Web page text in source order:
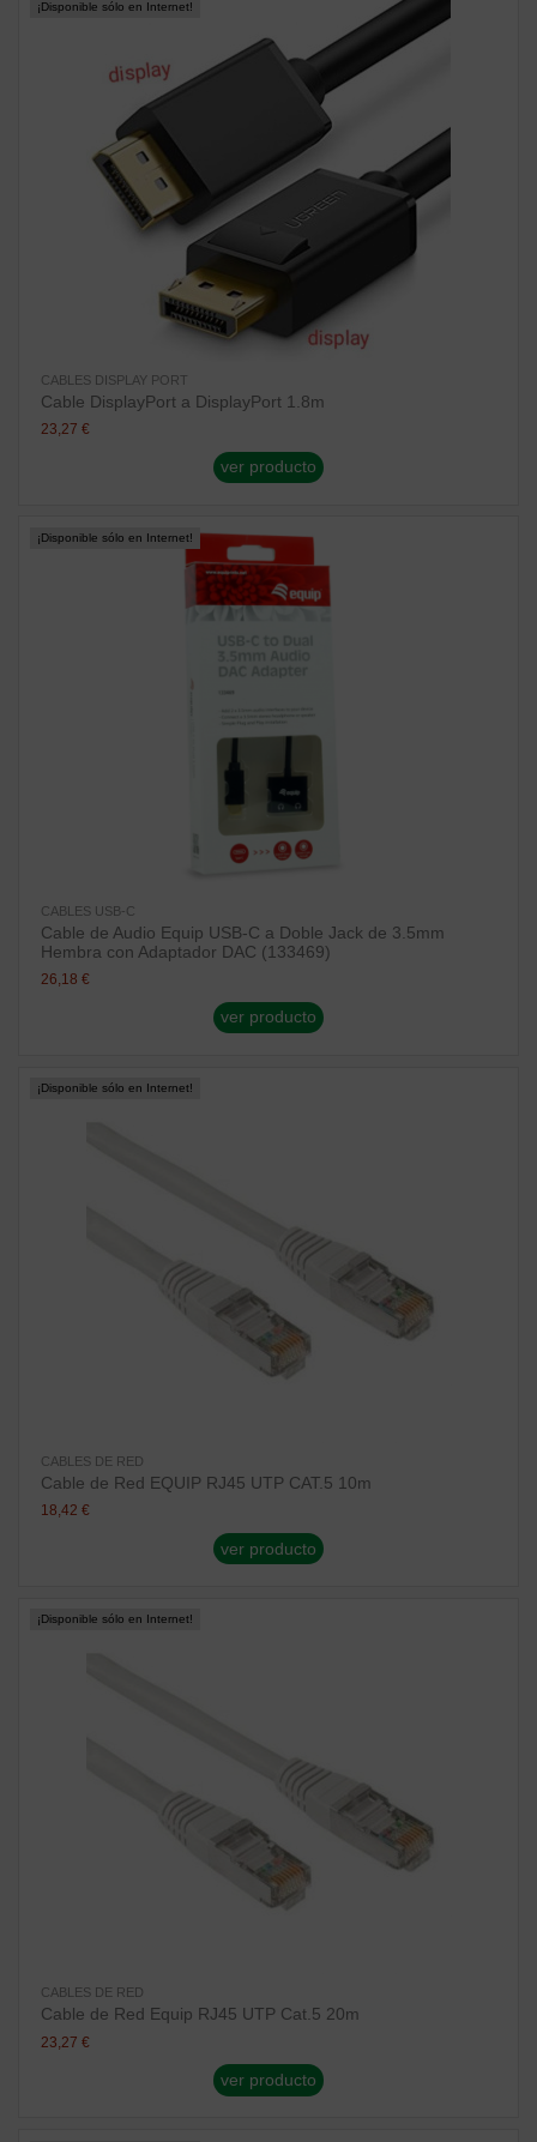
¡Disponible sólo en Internet!
CABLES DISPLAY PORT
Cable DisplayPort a DisplayPort 1.8m
23,27 €
ver producto
¡Disponible sólo en Internet!
CABLES USB-C
Cable de Audio Equip USB-C a Doble Jack de 3.5mm
Hembra con Adaptador DAC (133469)
26,18 €
ver producto
¡Disponible sólo en Internet!
CABLES DE RED
Cable de Red EQUIP RJ45 UTP CAT.5 10m
18,42 €
ver producto
¡Disponible sólo en Internet!
CABLES DE RED
Cable de Red Equip RJ45 UTP Cat.5 20m
23,27 €
ver producto